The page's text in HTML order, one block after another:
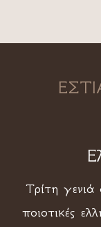
Τρίτη γενιά
ποιοτικές